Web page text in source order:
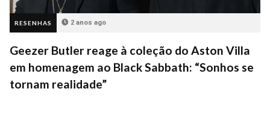
RESENHAS 2 anos ago
Geezer Butler reage à coleção do Aston Villa
em homenagem ao Black Sabbath: “Sonhos se
tornam realidade”